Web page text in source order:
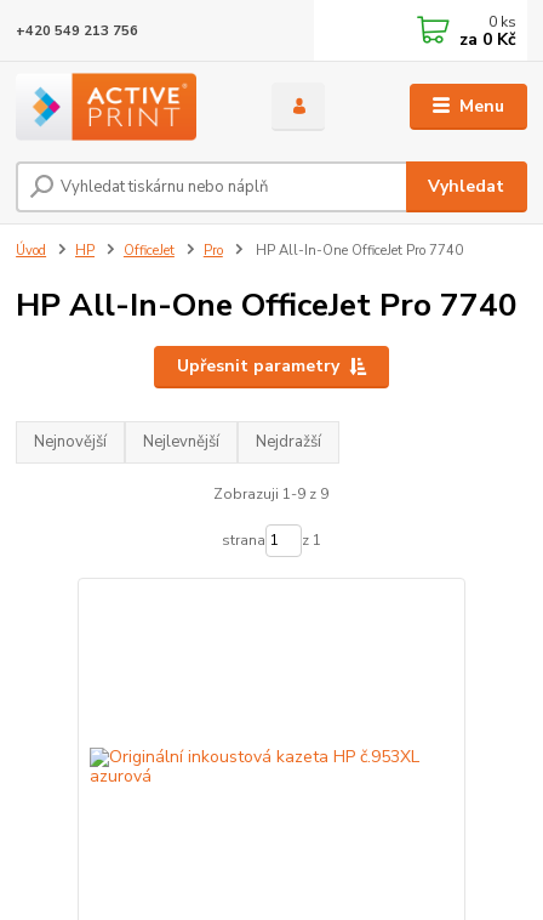
Menu
Vyhledat
+420 549 213 756 0 ks
za 0 Kč
Úvod HP OfficeJet Pro HP All-In-One OfficeJet Pro 7740
HP All-In-One OfficeJet Pro 7740
Upřesnit parametry
Nejnovější Nejlevnější Nejdražší
Zobrazuji 1-9 z 9
strana z 1